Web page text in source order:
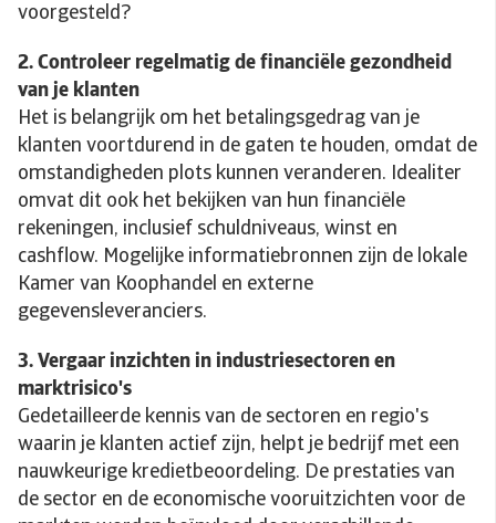
voorgesteld?
2. Controleer regelmatig de financiële gezondheid
van je klanten
Het is belangrijk om het betalingsgedrag van je
klanten voortdurend in de gaten te houden, omdat de
omstandigheden plots kunnen veranderen. Idealiter
omvat dit ook het bekijken van hun financiële
rekeningen, inclusief schuldniveaus, winst en
cashflow. Mogelijke informatiebronnen zijn de lokale
Kamer van Koophandel en externe
gegevensleveranciers.
3. Vergaar inzichten in industriesectoren en
marktrisico's
Gedetailleerde kennis van de sectoren en regio's
waarin je klanten actief zijn, helpt je bedrijf met een
nauwkeurige kredietbeoordeling. De prestaties van
de sector en de economische vooruitzichten voor de